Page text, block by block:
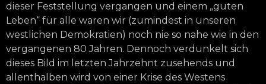
dieser Feststellung vergangen und einem „guten
Leben“ für alle waren wir (zumindest in unseren
westlichen Demokratien) noch nie so nahe wie in den
vergangenen 80 Jahren. Dennoch verdunkelt sich
dieses Bild im letzten Jahrzehnt zusehends und
allenthalben wird von einer Krise des Westens